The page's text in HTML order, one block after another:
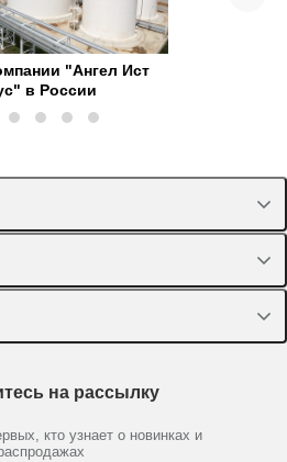
"Ангел Ист
в России
наборы
на рассылку
кто узнает о новинках и